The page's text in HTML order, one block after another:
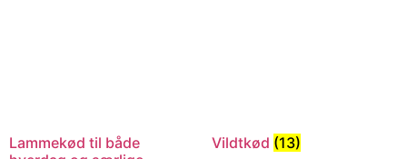
Lammekød til både
Vildtkød (13)